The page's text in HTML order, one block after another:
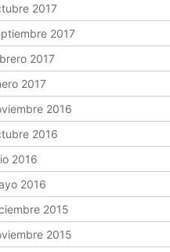
2017
2017
2017
2017
2016
2016
2016
2016
2015
2015